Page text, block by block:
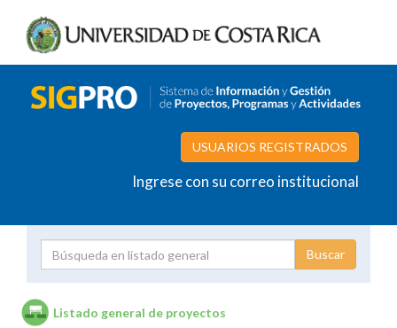
USUARIOS REGISTRADOS
Ingrese con su correo institucional
Listado general de proyectos